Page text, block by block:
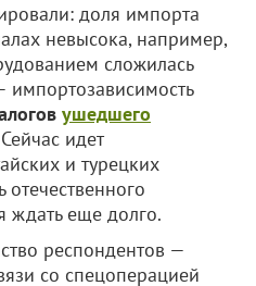
доля импорта
невысока, например,
сложилась
импортозависимость
ушедшего
идет
и турецких
отечественного
ждать еще долго.
респондентов —
со спецоперацией